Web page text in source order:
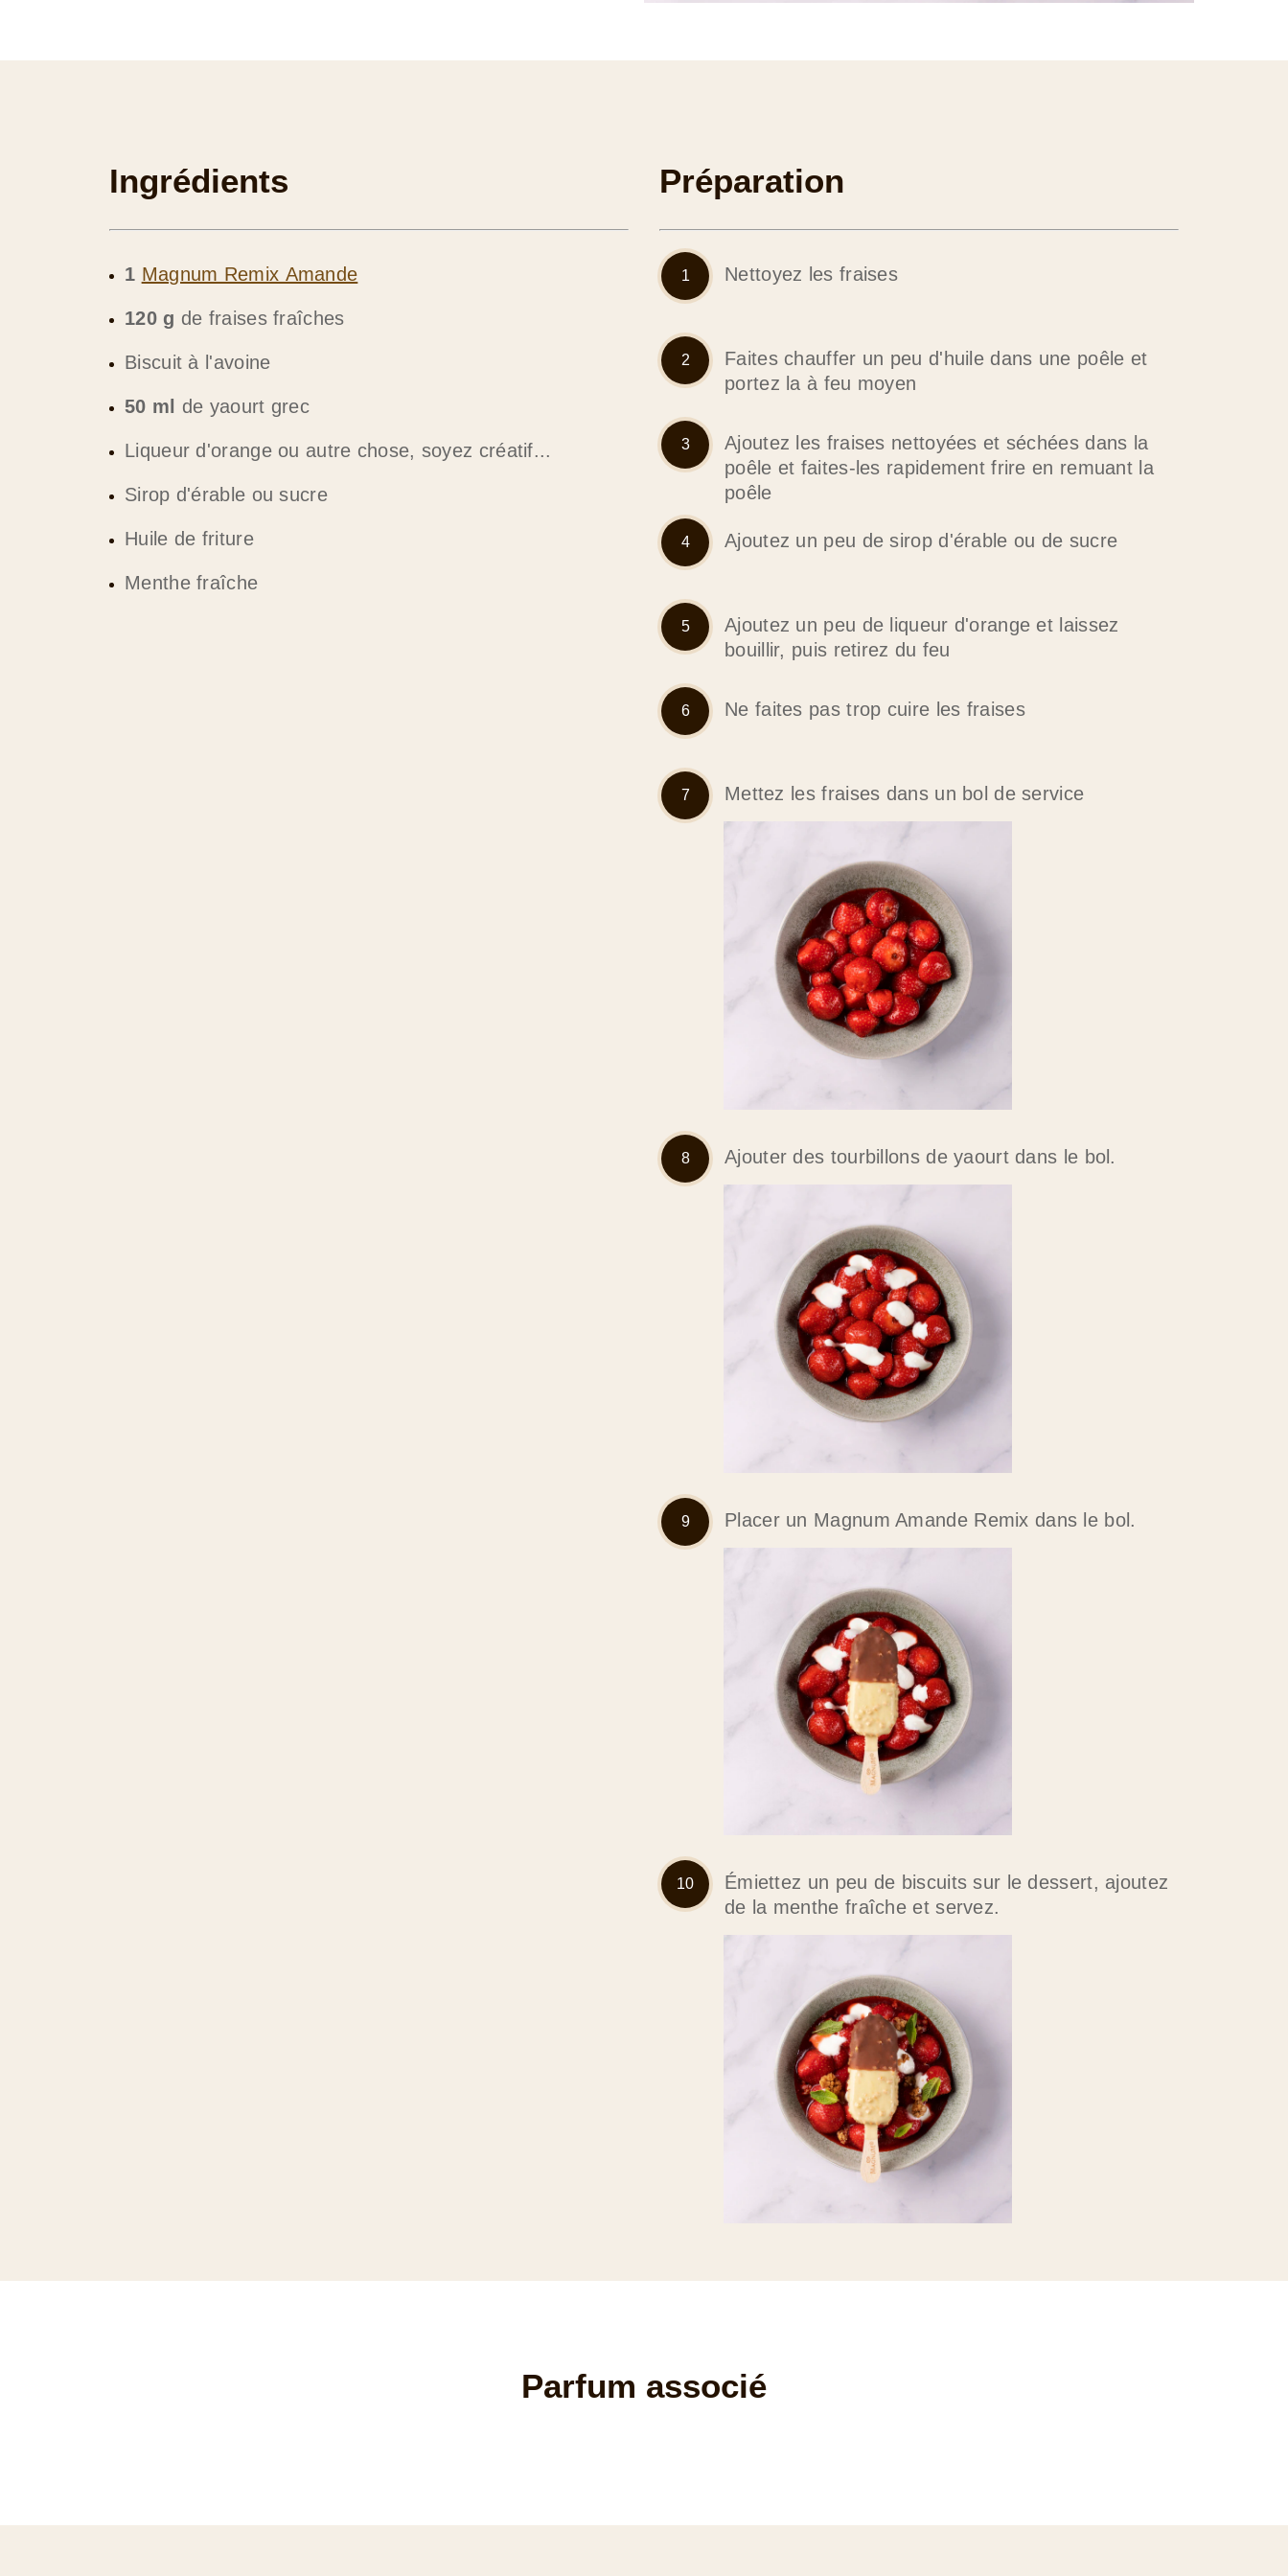
Ingrédients
1 Magnum Remix Amande
120 g de fraises fraîches
Biscuit à l'avoine
50 ml de yaourt grec
Liqueur d'orange ou autre chose, soyez créatif...
Sirop d'érable ou sucre
Huile de friture
Menthe fraîche
Préparation
Nettoyez les fraises
Faites chauffer un peu d'huile dans une poêle et
portez la à feu moyen
Ajoutez les fraises nettoyées et séchées dans la
poêle et faites-les rapidement frire en remuant la
poêle
Ajoutez un peu de sirop d'érable ou de sucre
Ajoutez un peu de liqueur d'orange et laissez
bouillir, puis retirez du feu
Ne faites pas trop cuire les fraises
Mettez les fraises dans un bol de service
Ajouter des tourbillons de yaourt dans le bol.
Placer un Magnum Amande Remix dans le bol.
Émiettez un peu de biscuits sur le dessert, ajoutez
de la menthe fraîche et servez.
Parfum associé